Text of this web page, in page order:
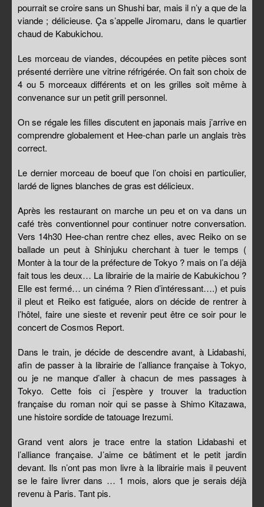
pourrait se croire sans un Shushi bar, mais il n’y a que de la
viande ; délicieuse. Ça s’appelle Jiromaru, dans le quartier
chaud de Kabukichou.
Les morceau de viandes, découpées en petite pièces sont
présenté derrière une vitrine réfrigérée. On fait son choix de
4 ou 5 morceaux différents et on les grilles soit même à
convenance sur un petit grill personnel.
On se régale les filles discutent en japonais mais j’arrive en
comprendre globalement et Hee-chan parle un anglais très
correct.
Le dernier morceau de boeuf que l’on choisi en particulier,
lardé de lignes blanches de gras est délicieux.
Après les restaurant on marche un peu et on va dans un
café très conventionnel pour continuer notre conversation.
Vers 14h30 Hee-chan rentre chez elles, avec Reiko on se
ballade un peut à Shinjuku cherchant à tuer le temps (
Monter à la tour de la préfecture de Tokyo ? mais on l’a déjà
fait tous les deux… La librairie de la mairie de Kabukichou ?
Elle est fermé… un cinéma ? Rien d’intéressant….) et puis
il pleut et Reiko est fatiguée, alors on décide de rentrer à
l’hôtel, faire une sieste et revenir peut être ce soir pour le
concert de Cosmos Report.
Dans le train, je décide de descendre avant, à Lidabashi,
afin de passer à la librairie de l’alliance française à Tokyo,
ou je ne manque d’aller à chacun de mes passages à
Tokyo. Cette fois ci j’espère y trouver la traduction
française du roman noir qui se passe à Shimo Kitazawa,
une histoire sordide de tatouage Irezumi.
Grand vent alors je trace entre la station Lidabashi et
l’alliance française. J’aime ce bâtiment et le petit jardin
devant. Ils n’ont pas mon livre à la librairie mais il peuvent
se le faire livrer dans … 1 mois, alors que je serais déjà
revenu à Paris. Tant pis.